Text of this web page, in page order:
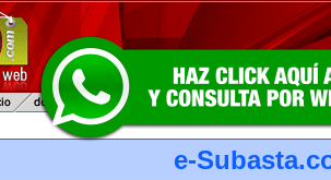
e-